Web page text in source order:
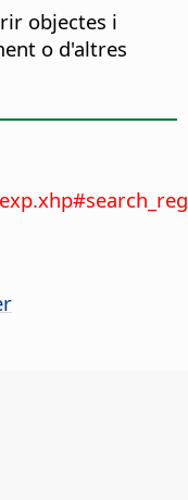
objectes i
o d'altres